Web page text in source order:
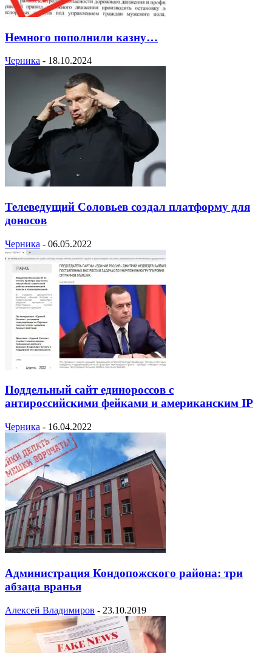
Немного пополнили казну…
Черника - 18.10.2024
Телеведущий Соловьев создал платформу для
доносов
Черника - 06.05.2022
Поддельный сайт единороссов с
антироссийскими фейками и американским IP
Черника - 16.04.2022
Администрация Кондопожского района: три
абзаца вранья
Алексей Владимиров - 23.10.2019